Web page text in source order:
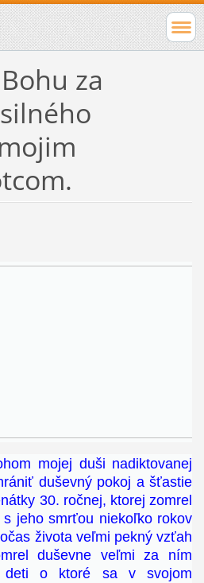
za
mojej duši nadiktovanej
duševný pokoj a šťastie
30. ročnej, ktorej zomrel
jeho smrťou niekoľko rokov
života veľmi pekný vzťah
duševne veľmi za ním
deti o ktoré sa v svojom